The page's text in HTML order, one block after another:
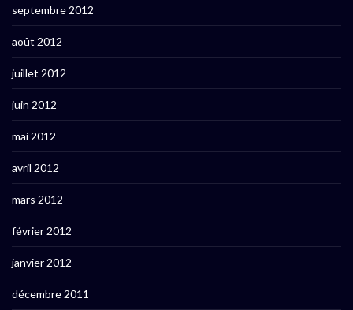
septembre 2012
août 2012
juillet 2012
juin 2012
mai 2012
avril 2012
mars 2012
février 2012
janvier 2012
décembre 2011